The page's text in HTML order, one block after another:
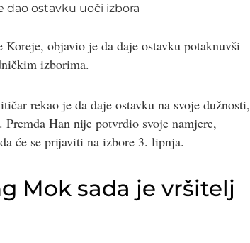
dao ostavku uoči izbora
objavio je da daje ostavku potaknuvši
izborima.
rekao je da daje ostavku na svoje dužnosti,
Premda Han nije potvrdio svoje namjere,
će se prijaviti na izbore 3. lipnja.
Mok sada je vršitelj